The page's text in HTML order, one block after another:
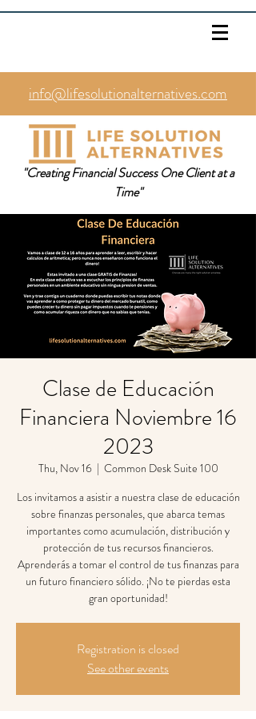
info@lifesolutionalternatives.com
469.353.1567
"Creating Financial Success One Client at a
Time"
Clase de Educación
Financiera Noviembre 16
2023
Thu, Nov 16
  |
Common Desk Suite 100
Los invitamos a asistir a nuestra clase de educación
sobre finanzas personales, que abarca temas
importantes como acumulación, distribución y
protección de tus recursos financieros.
Aprenderás a tomar el control de tus finanzas para
un futuro financiero sólido. ¡No te pierdas esta
gran oportunidad!
Registration is closed
See other events